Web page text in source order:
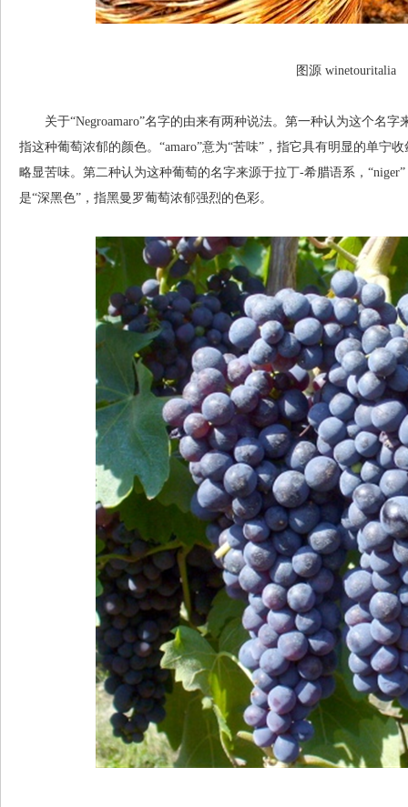
图源 winetouritalia
关于“Negroamaro”名字的由来有两种说法。第一种认为这个名字
指这种葡萄浓郁的颜色。“amaro”意为“苦味”，指它具有明显的单宁
略显苦味。第二种认为这种葡萄的名字来源于拉丁-希腊语系，
是“深黑色”，指黑曼罗葡萄浓郁强烈的色彩。